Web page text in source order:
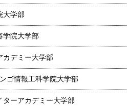
大学部
学院大学部
カデミー大学部
ゴ情報工科学院大学部
ターアカデミー大学部